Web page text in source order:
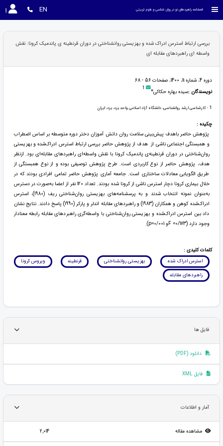
فصلنامه راهبردهای نو در روان شناسی و علوم تربیتی EN
بررسی ارتباط استرس ادراک شده و بهزیستی روانشناختی در دوران قرنطینه ی پاندمیک کرونا: نقش
واسطه ای راهبردهای مقابله ای
دوره 4، شماره 11، 1400، صفحات 56 - 68
نویسندگان :سیده بهاره حکاکی* 1
1 - کارشناسی ارشد روانشناسی، دانشگاه آزاد اسلامی واحد یزد، یزد، ایران
چکیده :
پژوهش حاضر باهدف پیش‌بینی سلامت روان دانش آموزان دختر دوره متوسطه ‏بر اساس ‏اضطراب
‏و همبستگی ‏اجتماعی ‏ناشی ‏از ‏ هدف از پژوهش حاضر بررسی ارتباط استرس ادراک‌شده و بهزیستی
روان‌شناختی در دوران قرنطینه‌ی پاندمیک کرونا با نقش واسطه‌ای راهبردهای مقابله‌ای بود. ازنظر
هدف، پژوهش حاضر از نوع کاربردی است. طرح پژوهش توصیفی بوده و از نوع همبستگی از
طریق الگویابی معادلات ساختاری است. جامعه آماری پژوهش حاضر تمامی افرادی بودند که در
خلال بیماری کرونا دچار استرس ناشی از کرونا شده بودند. تعداد 120 نفر از اعضا به‌صورت در دسترس
به‌عنوان نمونه انتخاب شدند و به پرسشنامه‌های بهزیستی روان‌شناختی ریف (1980)، استرس
ادراک‌شده کوهن و همکاران (1983) و راهبردهای مقابله اندلر و پارکر (1990) پاسخ دادند. نتایج نشان
داد بین استرس ادراک‌شده و بهزیستی روان‌شناختی با واسطه‌گری راهبردهای مقابله رابطه معنادار
وجود دارد (0/173= Fو 0/001=p).
کلمات کلیدی :
استرس ادراک شده
بهزیستی روانشناختی قرنطینه
ویروس کرونا
راهبردهای مقابله
فایل ها
دانلود (PDF)
فایل XML
آمار و اطلاعات
مشاهده مقاله 2,014